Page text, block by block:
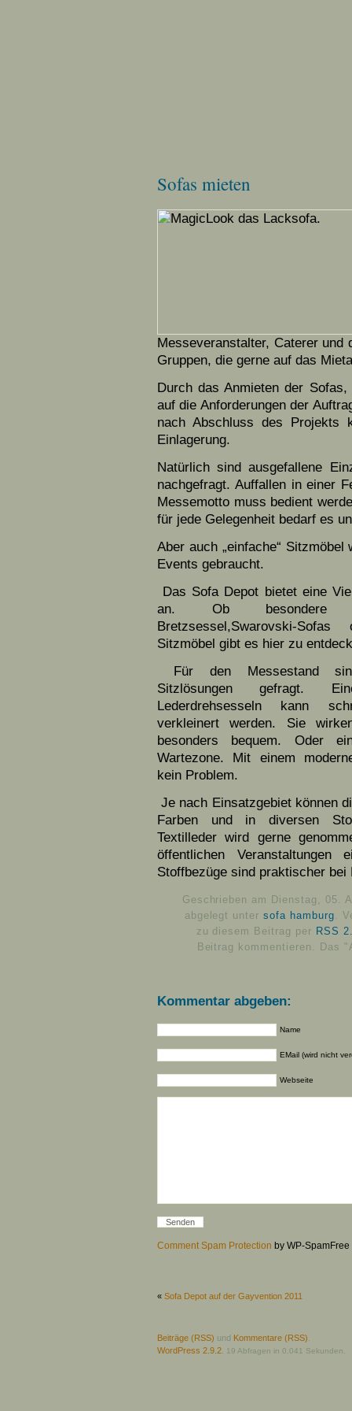
Sofas mieten
Messeveranstalter, Caterer und
Gruppen, die gerne auf das
Durch das Anmieten der
auf die Anforderungen der
nach Abschluss des Projekts
Einlagerung.
Natürlich sind ausgefallene
nachgefragt. Auffallen in einer
Messemotto muss bedient
für jede Gelegenheit bedarf es
Aber auch „einfache“
Events gebraucht.
Das Sofa Depot bietet eine
an. Ob besondere
Bretzsessel,Swarovski-
Sitzmöbel gibt es hier zu
Für den Messestand
Sitzlösungen gefragt.
Lederdrehsesseln kann
verkleinert werden. Sie
besonders bequem. Oder
Wartezone. Mit einem
kein Problem.
Je nach Einsatzgebiet können
Farben und in diversen
Textilleder wird gerne
öffentlichen Veranstaltungen
Stoffbezüge sind praktischer bei
Geschrieben am Dienstag, 05.
abgelegt untersofa hamburg.
zu diesem Beitrag per RSS
Beitrag kommentieren. Das
Kommentar abgeben:
Name
EMail (wird nicht
Webseite
Comment Spam Protection by WP-SpamFree
« Sofa Depot auf der Gayvention 2011
Beiträge (RSS) und Kommentare (RSS)
WordPress 2.9.2
19 Abfragen in 0.041 Sekunden.